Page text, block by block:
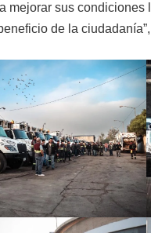
mejorar sus
de la